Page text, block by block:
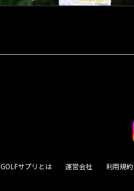
GOLFサプリとは 運営会社 利用規約